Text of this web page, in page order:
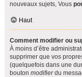
nouveaux sujets, Vous
Haut
Comment modifier ou
À moins d’être
supprimer que vos
(quelquefois dans une
bouton modifierdu